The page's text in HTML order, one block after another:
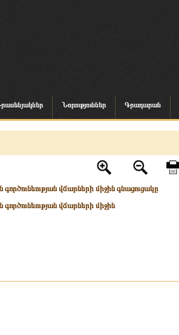
Նորություններ Գրադարան
վճարների միջին գնացուցակը
վճարների միջին